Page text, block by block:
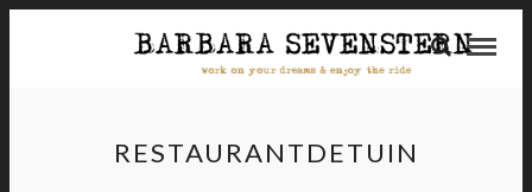
RESTAURANTDETUIN